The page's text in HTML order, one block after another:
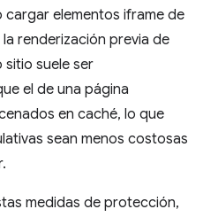
cargar elementos iframe de
renderización previa de
sitio suele ser
el de una página
en caché, lo que
sean menos costosas
medidas de protección,